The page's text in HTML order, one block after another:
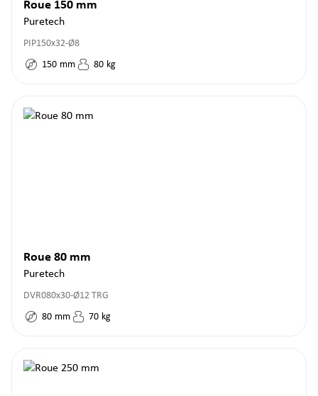
Roue 150 mm
Puretech
PIP150x32-Ø8
150 mm 80 kg
Roue 80 mm
Puretech
DVR080x30-Ø12 TRG
80 mm 70 kg